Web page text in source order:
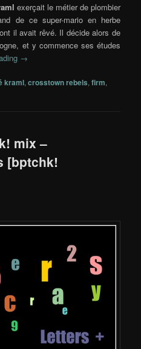
exerçait le métier de plombier
de ce super-mario en herbe
il avait rêvé. Il décide alors de
et y commence ses études
→
kraml,crosstown rebels,firm,
mix –
[bptchk!